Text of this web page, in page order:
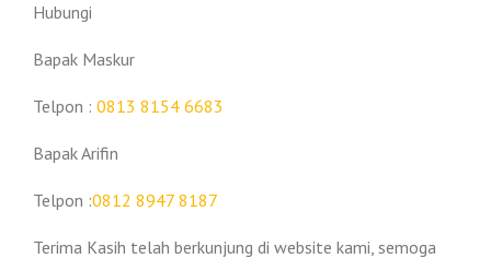
Hubungi
Bapak Maskur
Telpon : 0813 8154 6683
Bapak Arifin
Telpon :0812 8947 8187
Terima Kasih telah berkunjung di website kami, semoga